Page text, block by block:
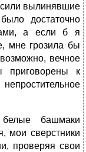
вылинявшие
достаточно
а если б я
мне грозила бы
вечное
приговорены к
башмаки
мои сверстники
проверяя свои